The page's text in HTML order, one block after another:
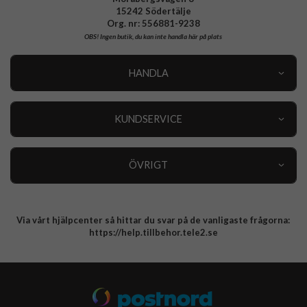
15242 Södertälje
Org. nr: 556881-9238
OBS!Ingen butik, du kan inte handla här på plats
HANDLA
KUNDSERVICE
ÖVRIGT
Integritetspolicy
Via vårt hjälpcenter så hittar du svar på de vanligaste frågorna:
https://help.tillbehor.tele2.se